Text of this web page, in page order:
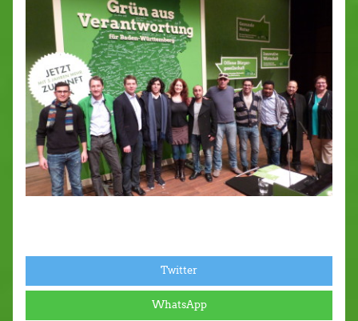
Twitter
WhatsApp